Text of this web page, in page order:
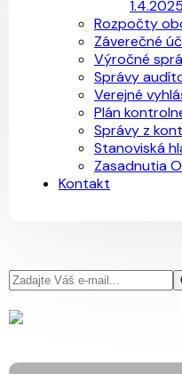
1.4.2025
Rozpočty
Záverečné
Výročné
Správy
Verejné
Plán
Správy z
Stanoviská
Zasadnutia
Kontakt